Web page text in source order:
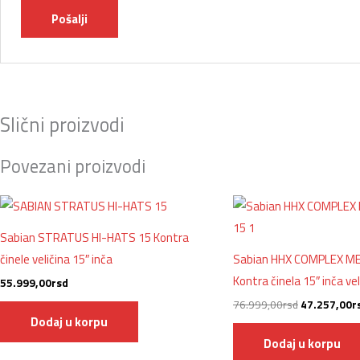
Slični proizvodi
Povezani proizvodi
Sabian STRATUS HI-HATS 15 Kontra
činele veličina 15″ inča
55.999,00rsd
Dodaj u korpu
Sabian HHX COMPLEX
Kontra činela 15″ inča
76.999,00rsd
Originalna
cena
47.257,00
Dodaj u korpu